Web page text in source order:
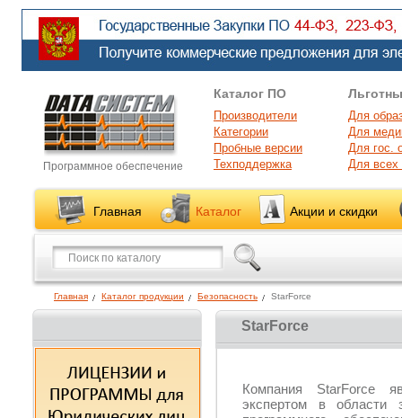
Программное обеспечение
Каталог ПО
Производители
Категории
Пробные версии
Техподдержка
Для
Для
Для гос.
Для
Главная Каталог Акции и скидки
Главная Каталог продукции Безопасность StarForce
StarForce
Компания StarForce
экспертом в области